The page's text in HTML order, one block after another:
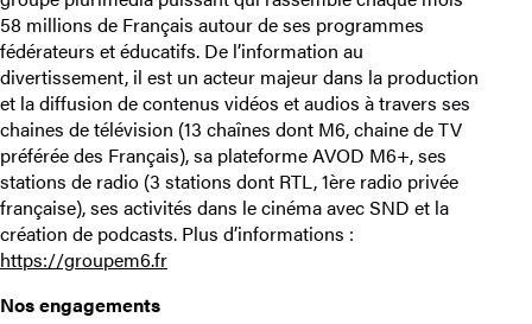
58 millions de Français autour de ses programmes
fédérateurs et éducatifs. De l’information au
divertissement, il est un acteur majeur dans la production
et la diffusion de contenus vidéos et audios à travers ses
chaines de télévision (13 chaînes dont M6, chaine de TV
préférée des Français), sa plateforme AVOD M6+, ses
stations de radio (3 stations dont RTL, 1ère radio privée
française), ses activités dans le cinéma avec SND et la
création de podcasts. Plus d’informations :
https://groupem6.fr
Nos engagements